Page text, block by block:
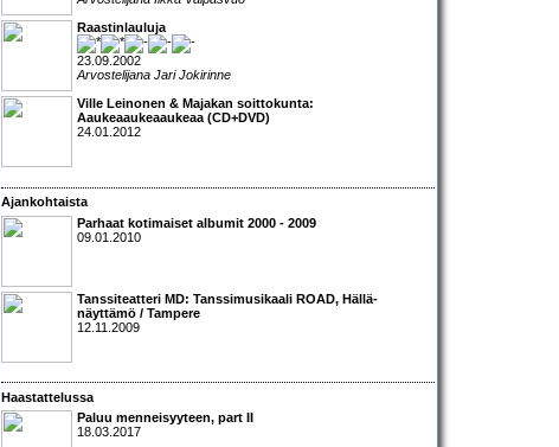
Raastinlauluja
23.09.2002
Arvostelijana Jari Jokirinne
Ville Leinonen & Majakan soittokunta:
Aaukeaaukeaaukeaa (CD+DVD)
24.01.2012
Ajankohtaista
Parhaat kotimaiset albumit 2000 - 2009
09.01.2010
Tanssiteatteri MD: Tanssimusikaali ROAD, Hällä-
näyttämö / Tampere
12.11.2009
Haastattelussa
Paluu menneisyyteen, part II
18.03.2017